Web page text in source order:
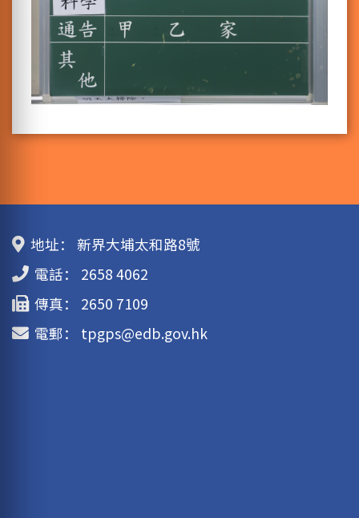
地址：
新界大埔太和路8號
電話：
2658 4062
傳真：
2650 7109
電郵：
tpgps@edb.gov.hk